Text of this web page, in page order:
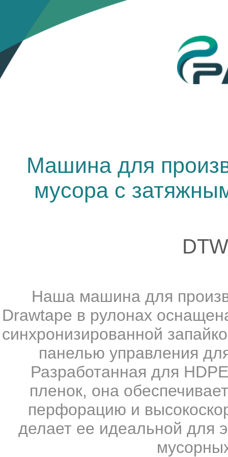
Машина для
мусора с
Наша машина для
Drawtape в рулонах
синхронизированной
панелью управления
Разработанная для
пленок, она
перфорацию и
делает ее идеальной для